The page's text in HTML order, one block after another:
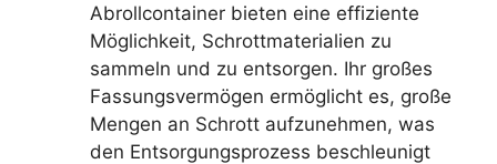
Abrollcontainer bieten eine effiziente
Möglichkeit, Schrottmaterialien zu
sammeln und zu entsorgen. Ihr großes
Fassungsvermögen ermöglicht es, große
Mengen an Schrott aufzunehmen, was
den Entsorgungsprozess beschleunigt